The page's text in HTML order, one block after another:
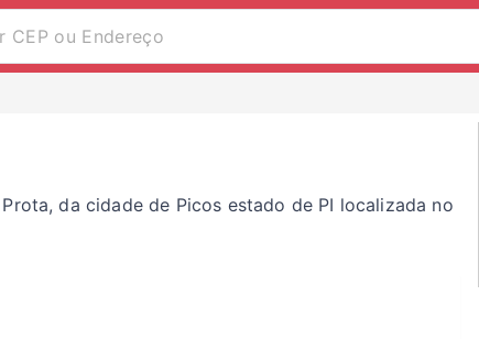
da cidade de Picos estado de PI localizada no